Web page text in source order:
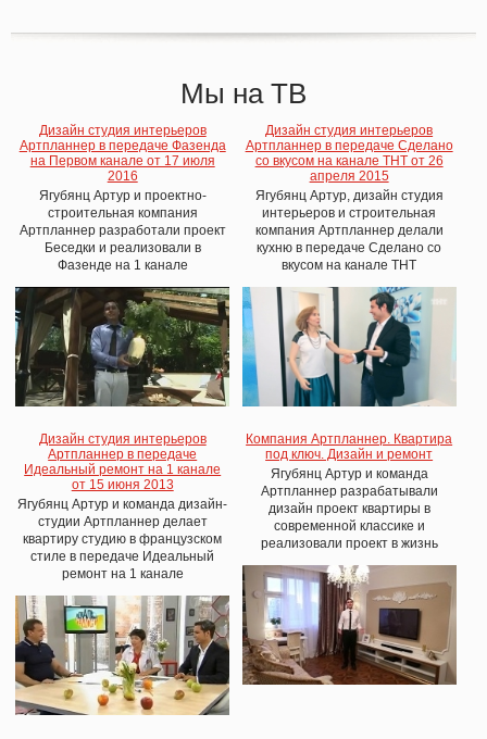
Мы на ТВ
Дизайн студия интерьеров
Артпланнер в передаче Фазенда
на Первом канале от 17 июля
2016
Ягубянц Артур и проектно-
строительная компания
Артпланнер разработали проект
Беседки и реализовали в
Фазенде на 1 канале
Дизайн студия интерьеров
Артпланнер в передаче Сделано
со вкусом на канале ТНТ от 26
апреля 2015
Ягубянц Артур, дизайн студия
интерьеров и строительная
компания Артпланнер делали
кухню в передаче Сделано со
вкусом на канале ТНТ
Дизайн студия интерьеров
Артпланнер в передаче
Идеальный ремонт на 1 канале
от 15 июня 2013
Ягубянц Артур и команда дизайн-
студии Артпланнер делает
квартиру студию в французском
стиле в передаче Идеальный
ремонт на 1 канале
Компания Артпланнер. Квартира
под ключ. Дизайн и ремонт
Ягубянц Артур и команда
Артпланнер разрабатывали
дизайн проект квартиры в
современной классике и
реализовали проект в жизнь